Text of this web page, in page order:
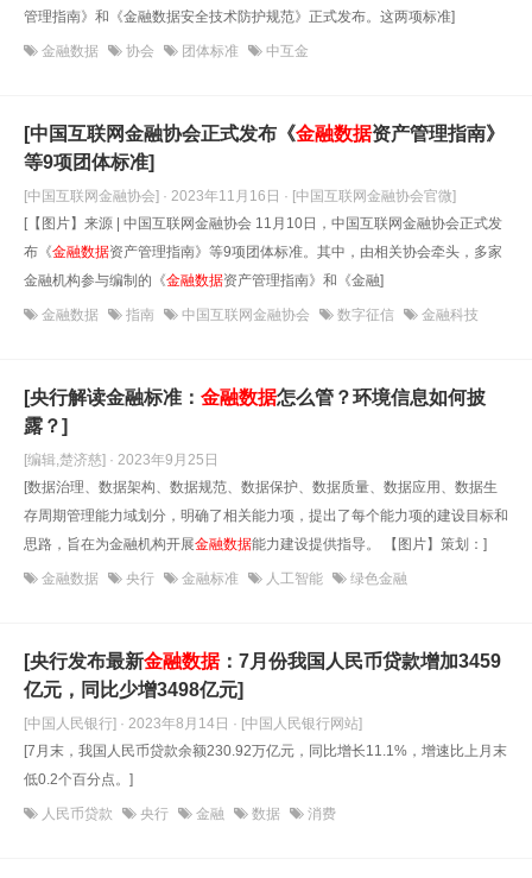
管理指南》和《金融数据安全技术防护规范》正式发布。这两项标准]
金融数据 协会 团体标准 中互金
[中国互联网金融协会正式发布《金融数据资产管理指南》
等9项团体标准]
[中国互联网金融协会] · 2023年11月16日 · [中国互联网金融协会官微]
[【图片】来源 | 中国互联网金融协会 11月10日，中国互联网金融协会正式发
布《金融数据资产管理指南》等9项团体标准。其中，由相关协会牵头，多家
金融机构参与编制的《金融数据资产管理指南》和《金融]
金融数据 指南 中国互联网金融协会 数字征信 金融科技
[央行解读金融标准： 金融数据怎么管？环境信息如何披
露？]
[编辑,楚济慈] · 2023年9月25日
[数据治理、数据架构、数据规范、数据保护、数据质量、数据应用、数据生
存周期管理能力域划分，明确了相关能力项，提出了每个能力项的建设目标和
思路，旨在为金融机构开展金融数据能力建设提供指导。 【图片】策划：]
金融数据 央行 金融标准 人工智能 绿色金融
[央行发布最新金融数据：7月份我国人民币贷款增加3459
亿元，同比少增3498亿元]
[中国人民银行] · 2023年8月14日 · [中国人民银行网站]
[7月末，我国人民币贷款余额230.92万亿元，同比增长11.1%，增速比上月末
低0.2个百分点。]
人民币贷款 央行 金融 数据 消费